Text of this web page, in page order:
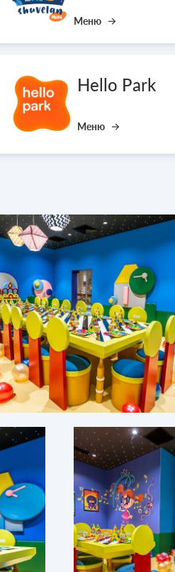
Меню
Hello Park
Меню